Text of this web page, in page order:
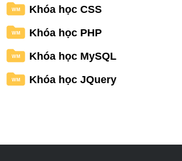
WM Khóa học CSS
WM Khóa học PHP
WM Khóa học MySQL
WM Khóa học JQuery